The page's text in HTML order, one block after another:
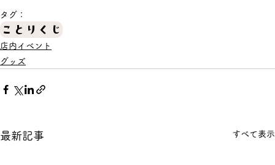
タグ：
ことりくじ
店内イベント
グッズ
最新記事 すべて表示